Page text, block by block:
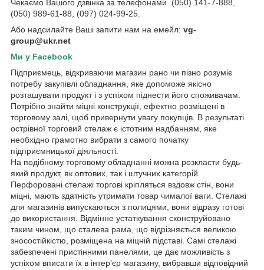
Чекаємо Вашого дзвінка за телефонами (050) 141-7-888,
(050) 989-61-88, (097) 024-99-25.
Або надсилайте Ваші запити нам на емейл: vg-
group@ukr.net
Ми у Facebook
Підприємець, відкриваючи магазин рано чи пізно розуміє
потребу закупівлі обладнання, яке допоможе якісно
розташувати продукт і з успіхом піднести його споживачам.
Потрібно знайти міцні конструкції, ефектно розміщені в
торговому залі, щоб привернути увагу покупців. В результаті
острівної торговий стелаж є істотним надбанням, яке
необхідно грамотно вибрати з самого початку
підприємницької діяльності.
На подібному торговому обладнанні можна розкласти будь-
який продукт, як оптових, так і штучних категорій.
Перфоровані стелажі торгові кріпляться вздовж стін, вони
міцні, мають здатність утримати товар чималої ваги. Стелажі
для магазинів випускаються з полицями, вони відразу готові
до використання. Відмінне устаткування сконструйовано
таким чином, що сталева рама, що відрізняється великою
зносостійкістю, розміщена на міцній підставі. Самі стелажі
забезпечені пристінними панелями, це дає можливість з
успіхом вписати їх в інтер'єр магазину, вибравши відповідний